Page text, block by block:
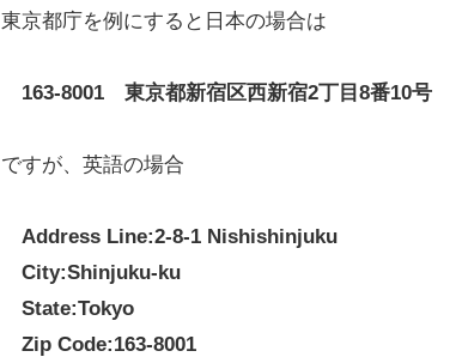
東京都庁を例にすると日本の場合は
163-8001 東京都新宿区西新宿2丁目8番10号
ですが、英語の場合
Address Line:2-8-1 Nishishinjuku
City:Shinjuku-ku
State:Tokyo
Zip Code:163-8001